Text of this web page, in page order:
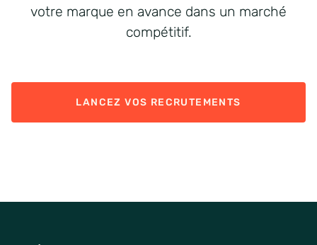
votre marque en avance dans un marché
compétitif.
LANCEZ VOS RECRUTEMENTS